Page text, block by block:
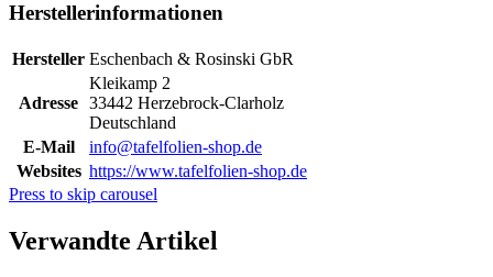
Herstellerinformationen
Hersteller Eschenbach & Rosinski GbR
Adresse
Kleikamp 2
33442 Herzebrock-Clarholz
Deutschland
E-Mail
info@tafelfolien-shop.de
Websites https://www.tafelfolien-shop.de
Press to skip carousel
Verwandte Artikel